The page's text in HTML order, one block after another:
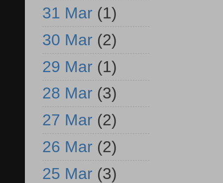
31 Mar (1)
30 Mar (2)
29 Mar (1)
28 Mar (3)
27 Mar (2)
26 Mar (2)
25 Mar (3)